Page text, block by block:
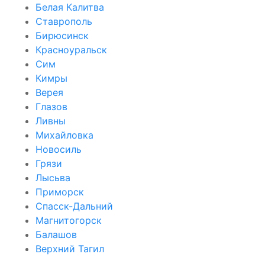
Белая Калитва
Ставрополь
Бирюсинск
Красноуральск
Сим
Кимры
Верея
Глазов
Ливны
Михайловка
Новосиль
Грязи
Лысьва
Приморск
Спасск-Дальний
Магнитогорск
Балашов
Верхний Тагил